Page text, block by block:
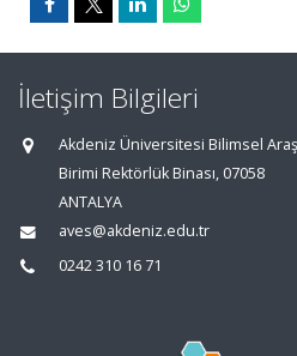
İletişim Bilgileri
Akdeniz Üniversitesi Bilimsel
Birimi Rektörlük Binası, 07058
ANTALYA
aves@akdeniz.edu.tr
0242 310 16 71